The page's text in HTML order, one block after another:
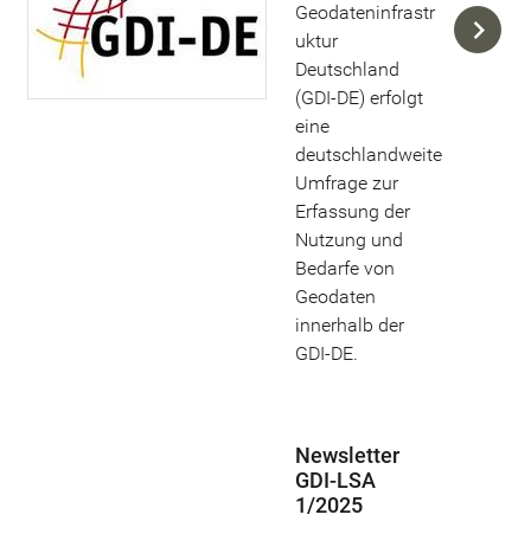
Geodateninfrastr
uktur
Deutschland
(GDI-DE) erfolgt
eine
deutschlandweite
Umfrage zur
Erfassung der
Nutzung und
Bedarfe von
Geodaten
innerhalb der
GDI-DE.
Newsletter
GDI-LSA
1/2025